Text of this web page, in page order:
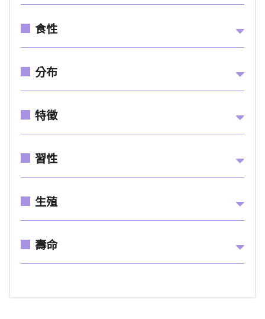
食性
分布
特徵
習性
生殖
壽命